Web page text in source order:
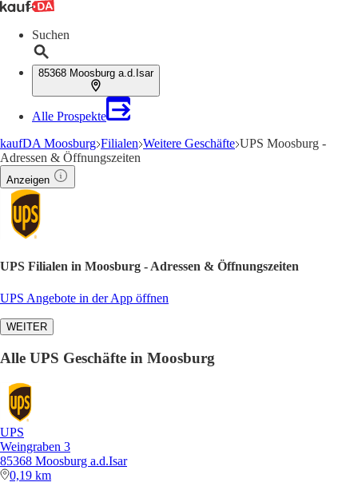
Suchen
85368 Moosburg a.d.Isar
Alle Prospekte
kaufDA Moosburg Filialen Weitere Geschäfte UPS Moosburg -
Adressen & Öffnungszeiten
Anzeigen
UPS Filialen in Moosburg - Adressen & Öffnungszeiten
UPS Angebote in der App öffnen
WEITER
Alle UPS Geschäfte in Moosburg
UPS
Weingraben 3
85368 Moosburg a.d.Isar
0,19 km